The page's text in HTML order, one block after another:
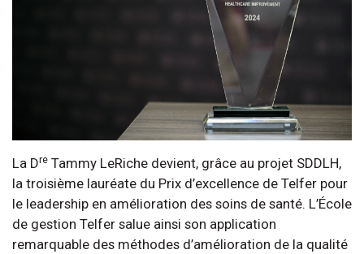
La Dre Tammy LeRiche devient, grâce au projet SDDLH,
la troisième lauréate du Prix d’excellence de Telfer pour
le leadership en amélioration des soins de santé. L’École
de gestion Telfer salue ainsi son application
remarquable des méthodes d’amélioration de la qualité